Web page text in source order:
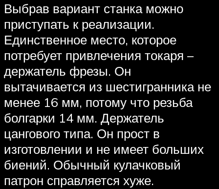
Выбрав вариант станка можно
приступать к реализации.
Единственное место, которое
потребует привлечения токаря –
держатель фрезы. Он
вытачивается из шестигранника не
менее 16 мм, потому что резьба
болгарки 14 мм. Держатель
цангового типа. Он прост в
изготовлении и не имеет больших
биений. Обычный кулачковый
патрон справляется хуже.